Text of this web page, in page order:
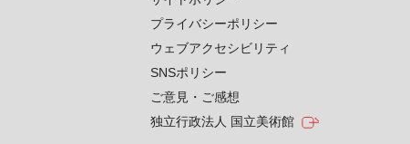
プライバシーポリシー
ウェブアクセシビリティ
SNSポリシー
ご意見・ご感想
独立行政法人 国立美術館